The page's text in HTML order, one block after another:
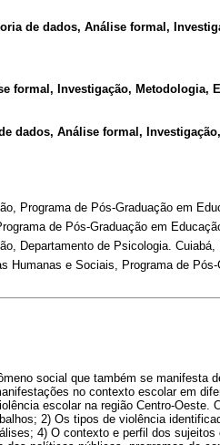
de dados, Análise formal,
formal, Investigação, Metodologia,
dados, Análise formal,
Programa de Pós-Graduação em
de Pós-Graduação em
Departamento de Psicologia. Cuiabá,
Humanas e Sociais, Programa de
social que também se manifesta
no contexto escolar em
escolar na região Centro-Oeste.
2) Os tipos de violência
4) O contexto e perfil dos